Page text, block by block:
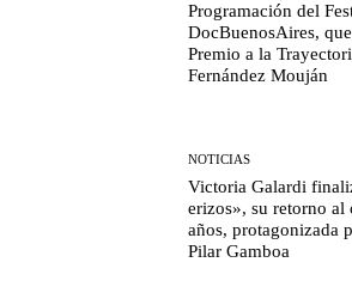
Programación del
DocBuenosAires,
Premio a la
Fernández Mouján
NOTICIAS
Victoria Galardi
erizos», su retorno al
años, protagonizada
Pilar Gamboa